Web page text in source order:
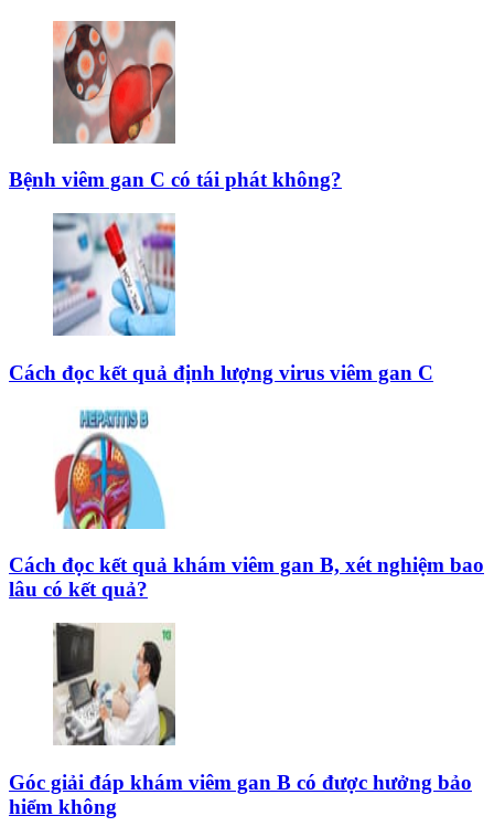
Bệnh viêm gan C có tái phát không?
Cách đọc kết quả định lượng virus viêm gan C
Cách đọc kết quả khám viêm gan B, xét nghiệm bao
lâu có kết quả?
Góc giải đáp khám viêm gan B có được hưởng bảo
hiểm không